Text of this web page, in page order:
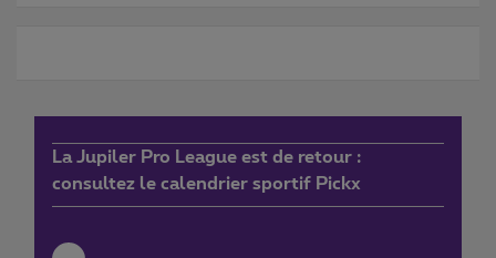
La Jupiler Pro League est de retour :
consultez le calendrier sportif Pickx